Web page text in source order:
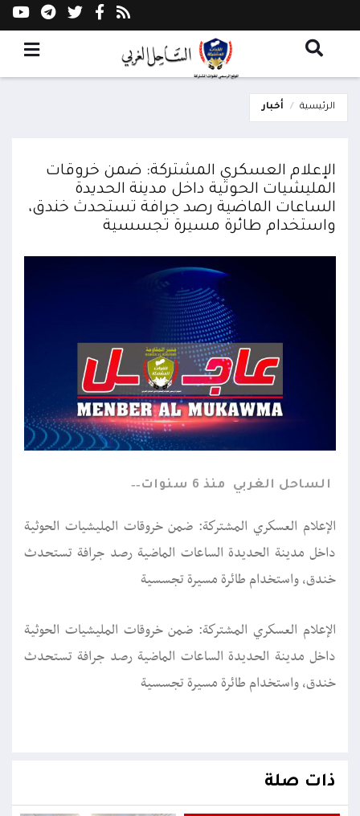
الرئيسية أخبار
الإعلام العسكري المشتركة: ضمن خروقات
المليشيات الحوثية داخل مدينة الحديدة
الساعات الماضية رصد جرافة تستحدث خندق،
واستخدام طائرة مسيرة تجسسية
الساحل الغربي منذ 6 سنوات
الإعلام العسكري المشتركة: ضمن خروقات المليشيات الحوثية
داخل مدينة الحديدة الساعات الماضية رصد جرافة تستحدث
خندق، واستخدام طائرة مسيرة تجسسية
الإعلام العسكري المشتركة: ضمن خروقات المليشيات الحوثية
داخل مدينة الحديدة الساعات الماضية رصد جرافة تستحدث
خندق، واستخدام طائرة مسيرة تجسسية
ذات صلة